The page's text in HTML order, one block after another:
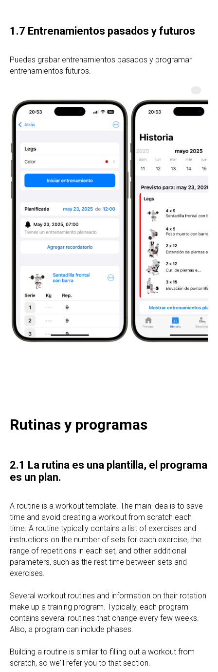
1.7 Entrenamientos pasados ​​y futuros
Puedes grabar entrenamientos pasados ​​y programar
entrenamientos futuros.
Rutinas y programas
2.1 La rutina es una plantilla, el programa
es un plan.
A routine is a workout template. The main idea is to save
time and avoid creating a workout from scratch each
time. A routine typically contains a list of exercises and
instructions on the number of sets for each exercise, the
range of repetitions in each set, and other additional
parameters, such as the rest time between sets and
exercises.
Several workout routines and information on their rotation
make up a training program. Typically, each program
contains several routines that change every few weeks.
Also, a program can include phases.
Building a routine is similar to filling out a workout from
scratch, so we'll refer you to that section.